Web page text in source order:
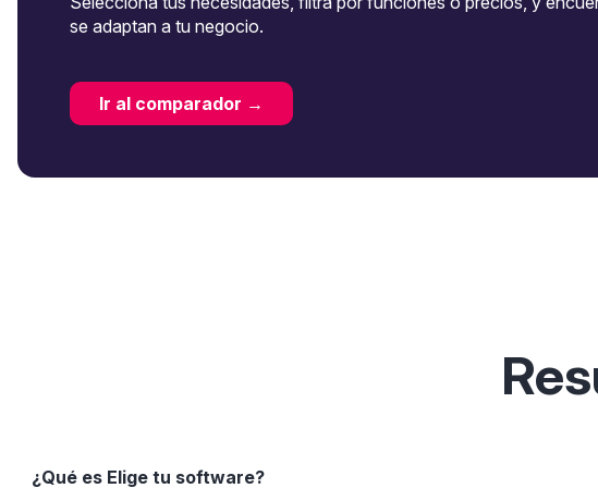
se adaptan a tu negocio.
Ir al comparador →
¿Qué es Elige tu software?